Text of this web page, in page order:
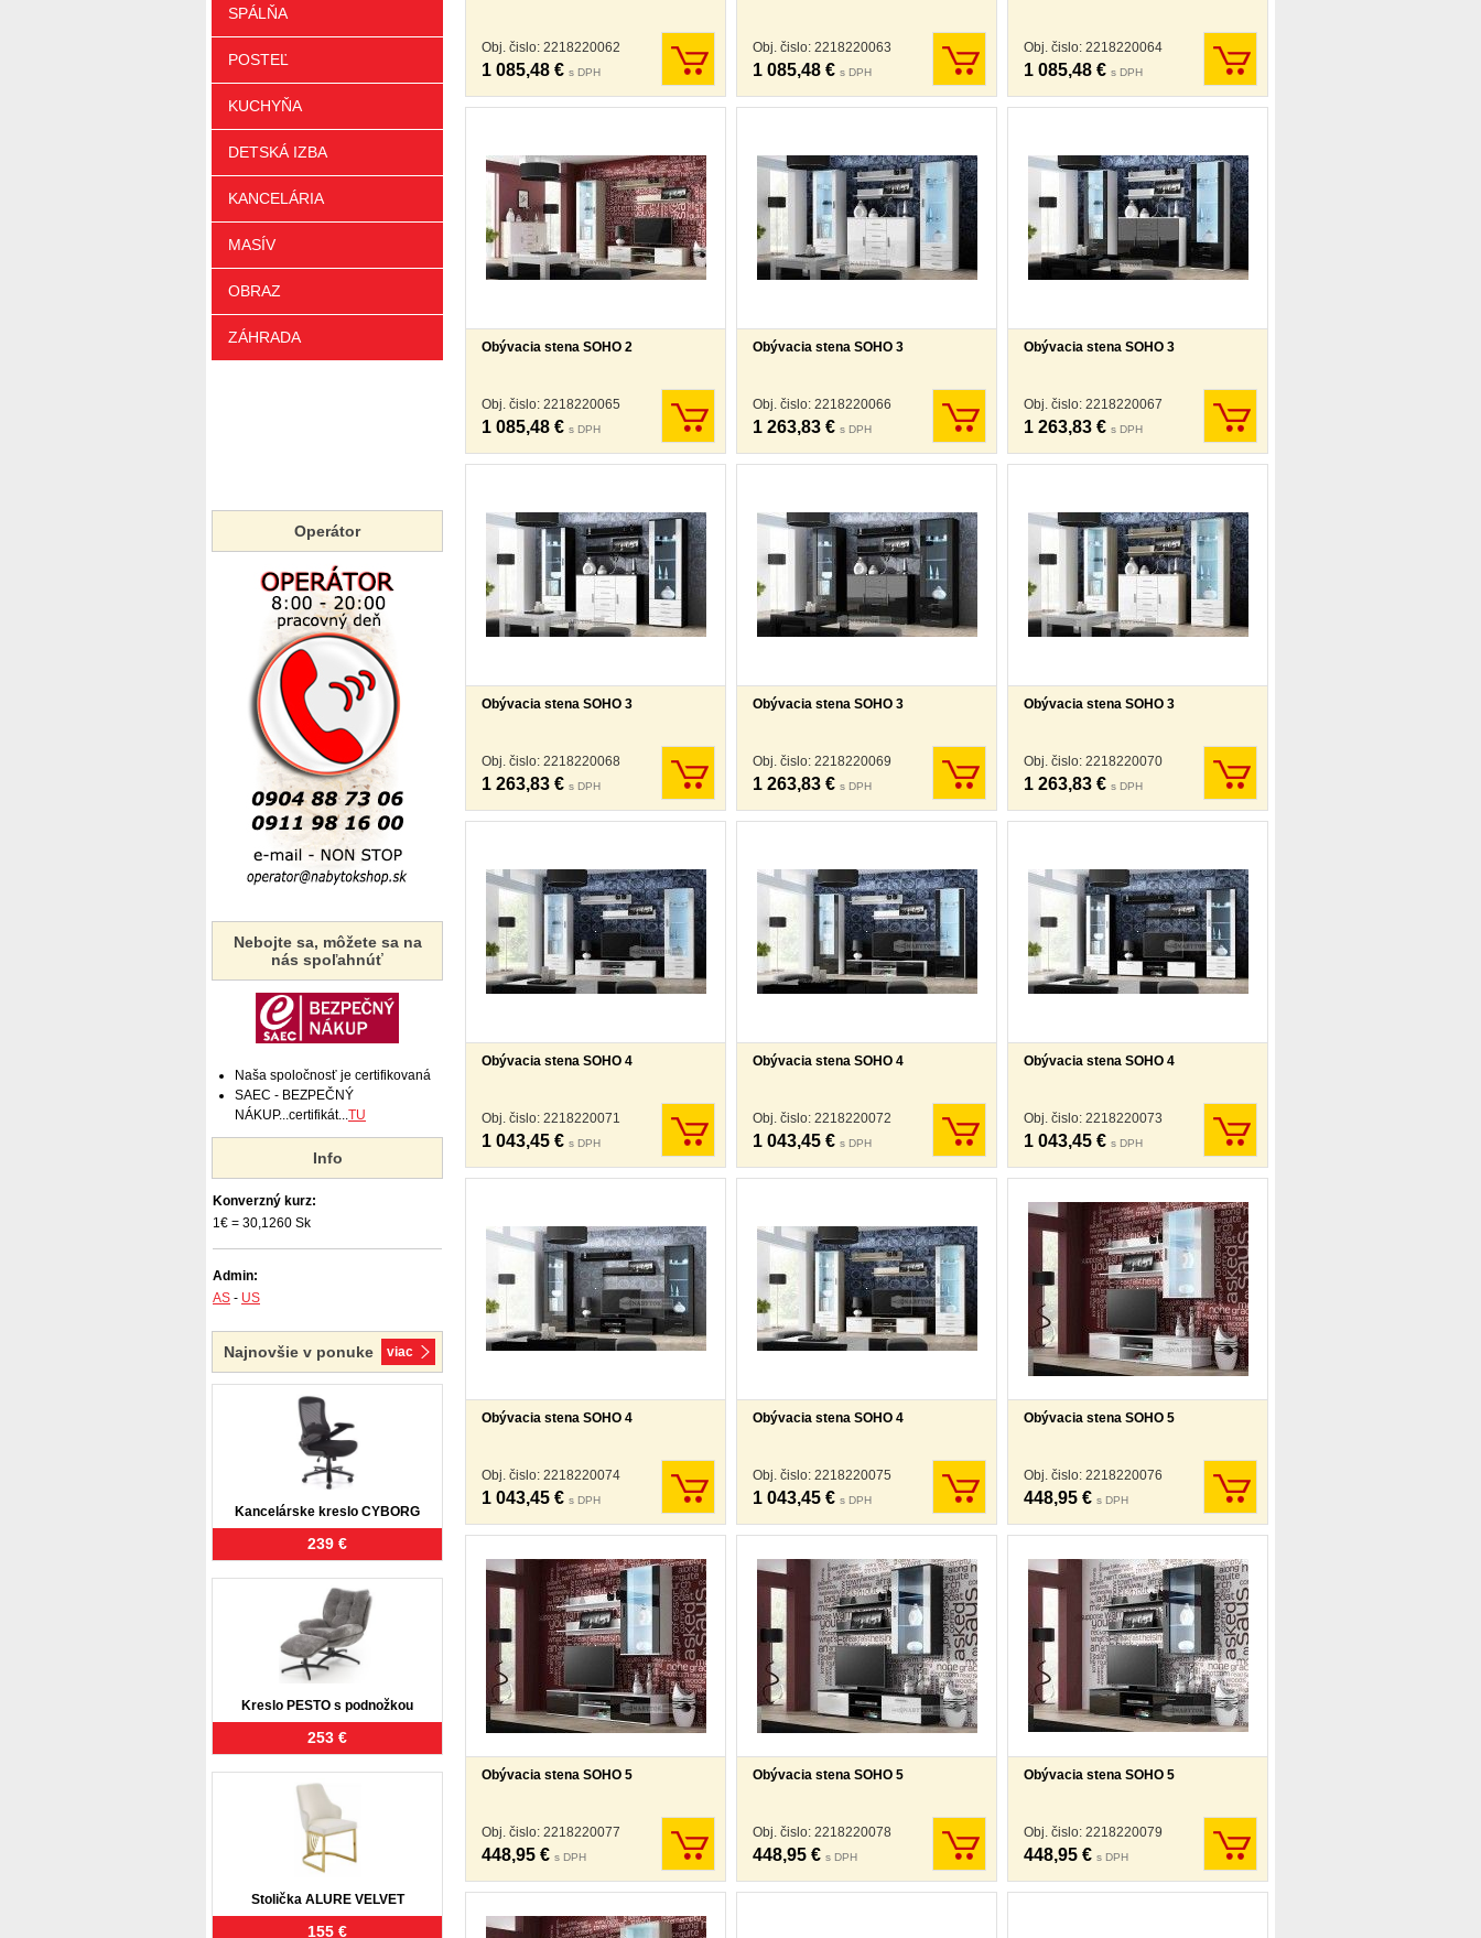
Obj. čislo: 2218220062
1 085,48 € s DPH
Obj. čislo: 2218220063
1 085,48 € s DPH
Obj. čislo: 2218220064
1 085,48 € s DPH
Obývacia stena SOHO 2
Obj. čislo: 2218220065
1 085,48 € s DPH
Obývacia stena SOHO 3
Obj. čislo: 2218220066
1 263,83 € s DPH
Obývacia stena SOHO 3
Obj. čislo: 2218220067
1 263,83 € s DPH
Obývacia stena SOHO 3
Obj. čislo: 2218220068
1 263,83 € s DPH
Obývacia stena SOHO 3
Obj. čislo: 2218220069
1 263,83 € s DPH
Obývacia stena SOHO 3
Obj. čislo: 2218220070
1 263,83 € s DPH
Obývacia stena SOHO 4
Obj. čislo: 2218220071
1 043,45 € s DPH
Obývacia stena SOHO 4
Obj. čislo: 2218220072
1 043,45 € s DPH
Obývacia stena SOHO 4
Obj. čislo: 2218220073
1 043,45 € s DPH
Obývacia stena SOHO 4
Obj. čislo: 2218220074
1 043,45 € s DPH
Obývacia stena SOHO 4
Obj. čislo: 2218220075
1 043,45 € s DPH
Obývacia stena SOHO 5
Obj. čislo: 2218220076
448,95 € s DPH
Obývacia stena SOHO 5
Obj. čislo: 2218220077
448,95 € s DPH
Obývacia stena SOHO 5
Obj. čislo: 2218220078
448,95 € s DPH
Obývacia stena SOHO 5
Obj. čislo: 2218220079
448,95 € s DPH
SPÁLŇA
POSTEĽ
KUCHYŇA
DETSKÁ IZBA
KANCELÁRIA
MASÍV
OBRAZ
ZÁHRADA
Operátor
Nebojte sa, môžete sa na
nás spoľahnúť
Naša spoločnosť je certifikovaná
SAEC - BEZPEČNÝ
NÁKUP...certifikát...TU
Info
Konverzný kurz:
1€ = 30,1260 Sk
Admin:
AS - US
Najnovšie v ponuke viac
Kancelárske kreslo CYBORG
239 €
Kreslo PESTO s podnožkou
253 €
Stolička ALURE VELVET
155 €